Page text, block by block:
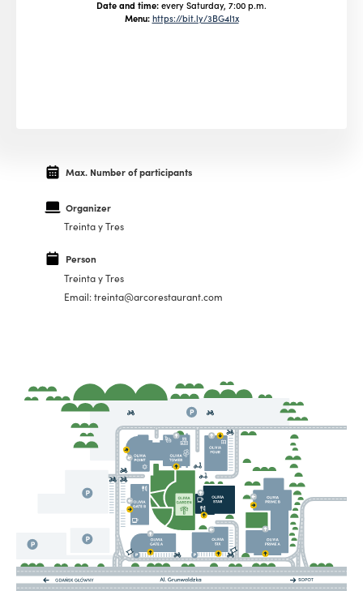
Date and time:every Saturday, 7:00 p.m.
Menu: https://bit.ly/3BG4I1x
Max. Number of participants
Organizer
Treinta y Tres
Person
Treinta y Tres
Email: treinta@arcorestaurant.com